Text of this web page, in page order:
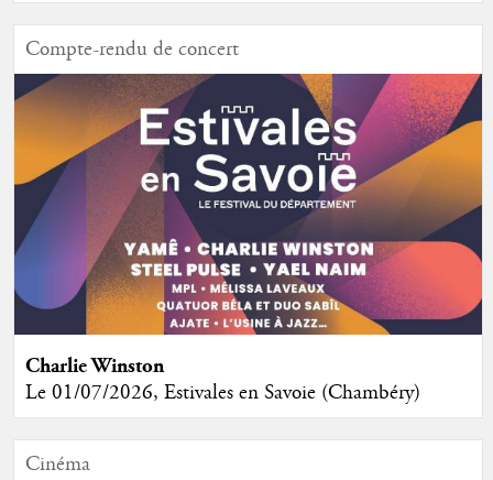
Compte-rendu de concert
Charlie Winston
Le 01/07/2026, Estivales en Savoie (Chambéry)
Cinéma